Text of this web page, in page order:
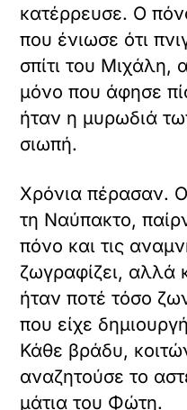
κατέρρευσε. Ο
που ένιωσε ότι
σπίτι του Μιχάλη,
μόνο που άφησε
ήταν η μυρωδιά
σιωπή.
Χρόνια πέρασαν.
τη Ναύπακτο,
πόνο και τις
ζωγραφίζει, αλλά
ήταν ποτέ τόσο
που είχε
Κάθε βράδυ,
αναζητούσε το
μάτια του Φώτη.